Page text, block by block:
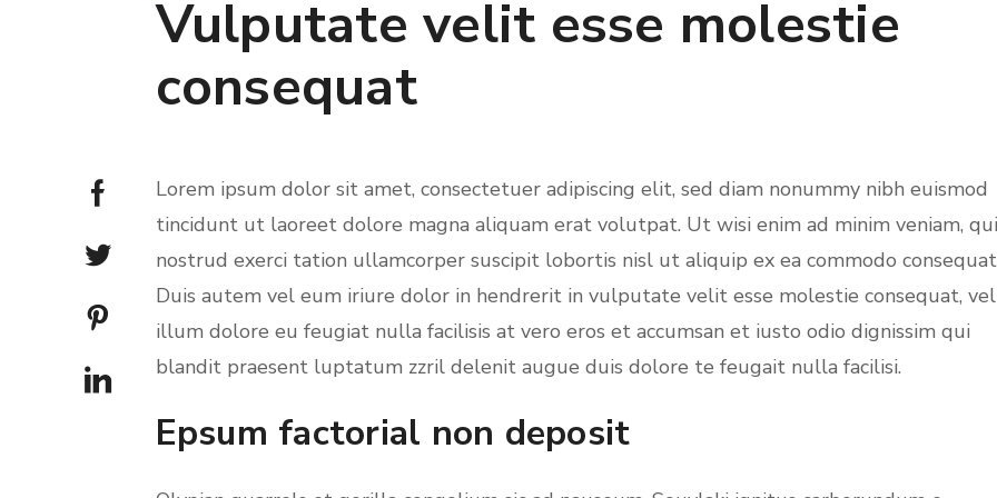
Vulputate velit esse molestie
consequat
Lorem ipsum dolor sit amet, consectetuer adipiscing elit, sed diam nonummy nibh euismod
tincidunt ut laoreet dolore magna aliquam erat volutpat. Ut wisi enim ad minim veniam,
nostrud exerci tation ullamcorper suscipit lobortis nisl ut aliquip ex ea commodo
Duis autem vel eum iriure dolor in hendrerit in vulputate velit esse molestie consequat, vel
illum dolore eu feugiat nulla facilisis at vero eros et accumsan et iusto odio dignissim qui
blandit praesent luptatum zzril delenit augue duis dolore te feugait nulla facilisi.
Epsum factorial non deposit